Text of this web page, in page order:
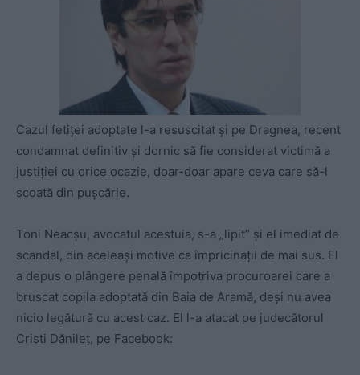
Cazul fetiţei adoptate l-a resuscitat şi pe Dragnea, recent
condamnat definitiv şi dornic să fie considerat victimă a
justiţiei cu orice ocazie, doar-doar apare ceva care să-l
scoată din puşcărie.
Toni Neacșu, avocatul acestuia, s-a „lipit” şi el imediat de
scandal, din aceleaşi motive ca împricinaţii de mai sus. El
a depus o plângere penală împotriva procuroarei care a
bruscat copila adoptată din Baia de Aramă, deşi nu avea
nicio legătură cu acest caz. El l-a atacat pe judecătorul
Cristi Dănileţ, pe Facebook: